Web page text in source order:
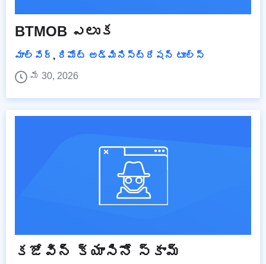
BTMOB ఎలుక
మాల్వేర్ , రిమోట్ అడ్మినిస్ట్రేషన్ టూల్స్
మే 30, 2026
కజోవిన్ క్యాసినో స్కామ్